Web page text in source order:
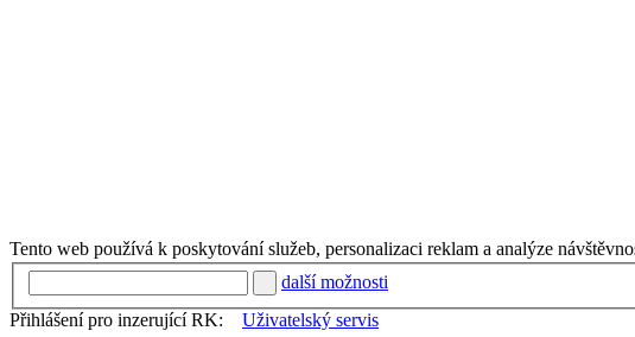
Tento web používá k poskytování služeb, personalizaci reklam a analýze
další možnosti
Přihlášení pro inzerující RK:
Uživatelský servis